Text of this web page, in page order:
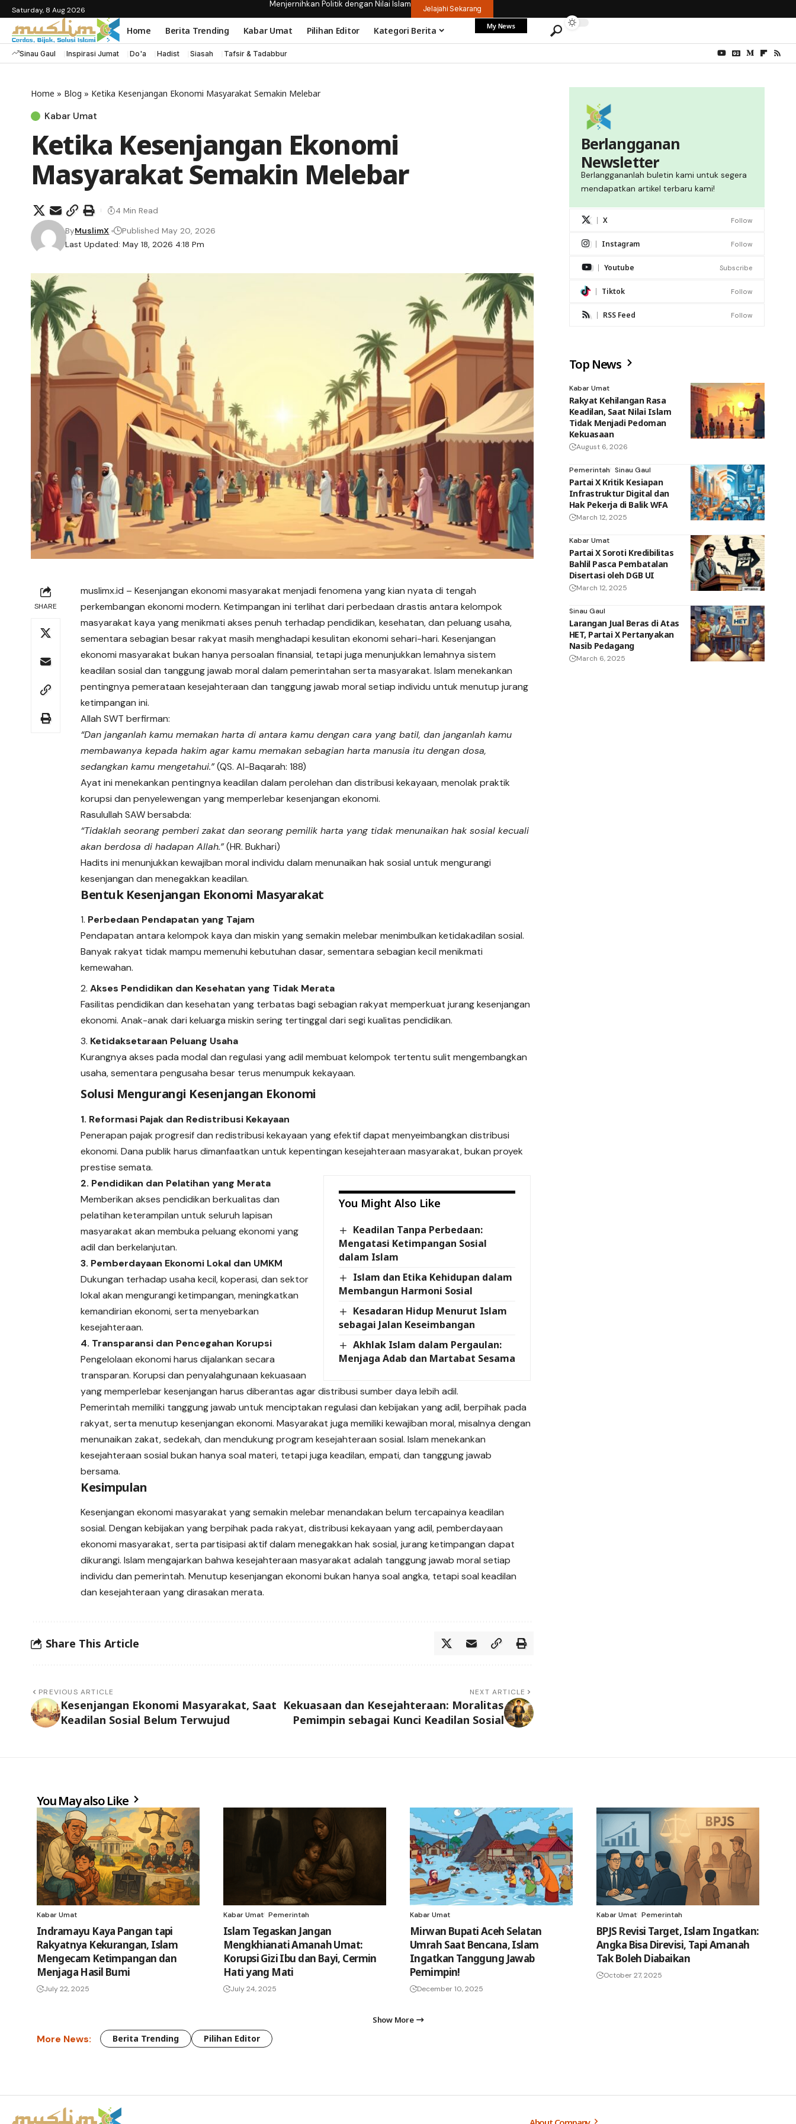
Saturday, 8 Aug 2026
Menjernihkan Politik dengan Nilai Islam Jelajahi Sekarang
Home Berita Trending Kabar Umat Pilihan Editor Kategori Berita My News
Sinau Gaul Inspirasi Jumat Do'a Hadist Siasah Tafsir & Tadabbur
Home » Blog » Ketika Kesenjangan Ekonomi Masyarakat Semakin Melebar
Kabar Umat
Ketika Kesenjangan Ekonomi
Masyarakat Semakin Melebar
Last Updated: May 18, 2026 4:18 Pm
ByMuslimX Published May 20, 2026
4 Min Read
SHARE
muslimx.id – Kesenjangan ekonomi masyarakat menjadi fenomena yang kian nyata di tengah
perkembangan ekonomi modern. Ketimpangan ini terlihat dari perbedaan drastis antara kelompok
masyarakat kaya yang menikmati akses penuh terhadap pendidikan, kesehatan, dan peluang usaha,
sementara sebagian besar rakyat masih menghadapi kesulitan ekonomi sehari-hari. Kesenjangan
ekonomi masyarakat bukan hanya persoalan finansial, tetapi juga menunjukkan lemahnya sistem
keadilan sosial dan tanggung jawab moral dalam pemerintahan serta masyarakat. Islam menekankan
pentingnya pemerataan kesejahteraan dan tanggung jawab moral setiap individu untuk menutup jurang
ketimpangan ini.
Allah SWT berfirman:
“Dan janganlah kamu memakan harta di antara kamu dengan cara yang batil, dan janganlah kamu
membawanya kepada hakim agar kamu memakan sebagian harta manusia itu dengan dosa,
sedangkan kamu mengetahui.”(QS. Al-Baqarah: 188)
Ayat ini menekankan pentingnya keadilan dalam perolehan dan distribusi kekayaan, menolak praktik
korupsi dan penyelewengan yang memperlebar kesenjangan ekonomi.
Rasulullah SAW bersabda:
“Tidaklah seorang pemberi zakat dan seorang pemilik harta yang tidak menunaikan hak sosial kecuali
akan berdosa di hadapan Allah.”(HR. Bukhari)
Hadits ini menunjukkan kewajiban moral individu dalam menunaikan hak sosial untuk mengurangi
kesenjangan dan menegakkan keadilan.
Bentuk Kesenjangan Ekonomi Masyarakat
Perbedaan Pendapatan yang Tajam
Pendapatan antara kelompok kaya dan miskin yang semakin melebar menimbulkan ketidakadilan sosial.
Banyak rakyat tidak mampu memenuhi kebutuhan dasar, sementara sebagian kecil menikmati
kemewahan.
Akses Pendidikan dan Kesehatan yang Tidak Merata
Fasilitas pendidikan dan kesehatan yang terbatas bagi sebagian rakyat memperkuat jurang kesenjangan
ekonomi. Anak-anak dari keluarga miskin sering tertinggal dari segi kualitas pendidikan.
Ketidaksetaraan Peluang Usaha
Kurangnya akses pada modal dan regulasi yang adil membuat kelompok tertentu sulit mengembangkan
usaha, sementara pengusaha besar terus menumpuk kekayaan.
Solusi Mengurangi Kesenjangan Ekonomi
1. Reformasi Pajak dan Redistribusi Kekayaan
Penerapan pajak progresif dan redistribusi kekayaan yang efektif dapat menyeimbangkan distribusi
ekonomi. Dana publik harus dimanfaatkan untuk kepentingan kesejahteraan masyarakat, bukan proyek
prestise semata.
You Might Also Like
Keadilan Tanpa Perbedaan:
Mengatasi Ketimpangan Sosial
dalam Islam
Islam dan Etika Kehidupan dalam
Membangun Harmoni Sosial
Kesadaran Hidup Menurut Islam
sebagai Jalan Keseimbangan
Akhlak Islam dalam Pergaulan:
Menjaga Adab dan Martabat Sesama
2. Pendidikan dan Pelatihan yang Merata
Memberikan akses pendidikan berkualitas dan
pelatihan keterampilan untuk seluruh lapisan
masyarakat akan membuka peluang ekonomi yang
adil dan berkelanjutan.
3. Pemberdayaan Ekonomi Lokal dan UMKM
Dukungan terhadap usaha kecil, koperasi, dan sektor
lokal akan mengurangi ketimpangan, meningkatkan
kemandirian ekonomi, serta menyebarkan
kesejahteraan.
4. Transparansi dan Pencegahan Korupsi
Pengelolaan ekonomi harus dijalankan secara
transparan. Korupsi dan penyalahgunaan kekuasaan
yang memperlebar kesenjangan harus diberantas agar distribusi sumber daya lebih adil.
Pemerintah memiliki tanggung jawab untuk menciptakan regulasi dan kebijakan yang adil, berpihak pada
rakyat, serta menutup kesenjangan ekonomi. Masyarakat juga memiliki kewajiban moral, misalnya dengan
menunaikan zakat, sedekah, dan mendukung program kesejahteraan sosial. Islam menekankan
kesejahteraan sosial bukan hanya soal materi, tetapi juga keadilan, empati, dan tanggung jawab
bersama.
Kesimpulan
Kesenjangan ekonomi masyarakat yang semakin melebar menandakan belum tercapainya keadilan
sosial. Dengan kebijakan yang berpihak pada rakyat, distribusi kekayaan yang adil, pemberdayaan
ekonomi masyarakat, serta partisipasi aktif dalam menegakkan hak sosial, jurang ketimpangan dapat
dikurangi. Islam mengajarkan bahwa kesejahteraan masyarakat adalah tanggung jawab moral setiap
individu dan pemerintah. Menutup kesenjangan ekonomi bukan hanya soal angka, tetapi soal keadilan
dan kesejahteraan yang dirasakan merata.
Share This Article
PREVIOUS ARTICLE
Kesenjangan Ekonomi Masyarakat, Saat
Keadilan Sosial Belum Terwujud
NEXT ARTICLE
Kekuasaan dan Kesejahteraan: Moralitas
Pemimpin sebagai Kunci Keadilan Sosial
Berlangganan
Newsletter
Berlanggananlah buletin kami untuk segera
mendapatkan artikel terbaru kami!
X Follow
Instagram Follow
Youtube Subscribe
Tiktok Follow
RSS Feed Follow
Top News
Kabar Umat
Rakyat Kehilangan Rasa
Keadilan, Saat Nilai Islam
Tidak Menjadi Pedoman
Kekuasaan
August 6, 2026
Pemerintah Sinau Gaul
Partai X Kritik Kesiapan
Infrastruktur Digital dan
Hak Pekerja di Balik WFA
March 12, 2025
Kabar Umat
Partai X Soroti Kredibilitas
Bahlil Pasca Pembatalan
Disertasi oleh DGB UI
March 12, 2025
Sinau Gaul
Larangan Jual Beras di Atas
HET, Partai X Pertanyakan
Nasib Pedagang
March 6, 2025
You May also Like
Kabar Umat
Indramayu Kaya Pangan tapi
Rakyatnya Kekurangan, Islam
Mengecam Ketimpangan dan
Menjaga Hasil Bumi
July 22, 2025
Kabar Umat Pemerintah
Islam Tegaskan Jangan
Mengkhianati Amanah Umat:
Korupsi Gizi Ibu dan Bayi, Cermin
Hati yang Mati
July 24, 2025
Kabar Umat
Mirwan Bupati Aceh Selatan
Umrah Saat Bencana, Islam
Ingatkan Tanggung Jawab
Pemimpin!
December 10, 2025
Kabar Umat Pemerintah
BPJS Revisi Target, Islam Ingatkan:
Angka Bisa Direvisi, Tapi Amanah
Tak Boleh Diabaikan
October 27, 2025
Show More
More News: Berita Trending Pilihan Editor